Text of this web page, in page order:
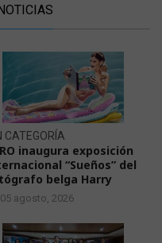
CATEGORÍA
inaugura exposición
“Sueños” del
belga Harry
05 agosto, 2026